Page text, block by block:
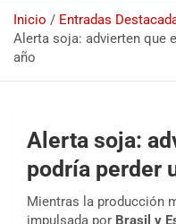
Inicio
Entradas
Alerta soja: advierten que
año
Alerta soja:
podría perder
Mientras la producción
impulsada por Brasil y